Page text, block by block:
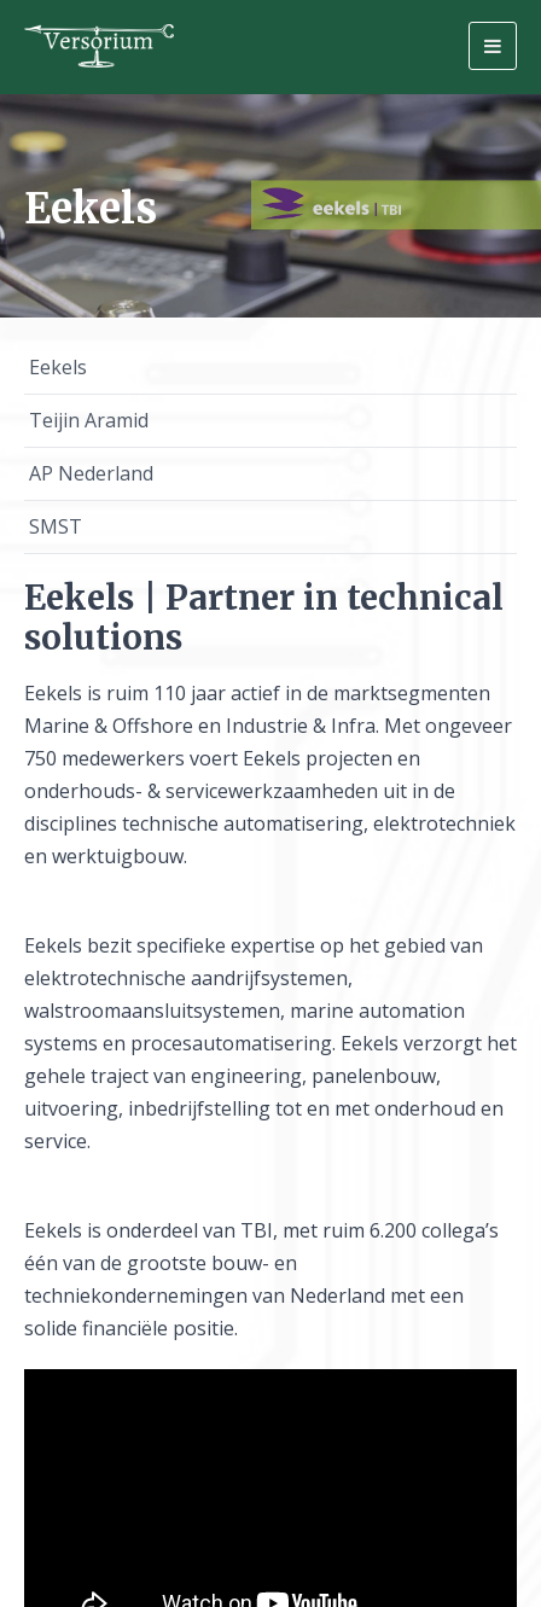
Eekels
Eekels
Teijin Aramid
AP Nederland
SMST
Eekels | Partner in technical
solutions
Eekels is ruim 110 jaar actief in de marktsegmenten
Marine & Offshore en Industrie & Infra. Met ongeveer
750 medewerkers voert Eekels projecten en
onderhouds- & servicewerkzaamheden uit in de
disciplines technische automatisering, elektrotechniek
en werktuigbouw.
Eekels bezit specifieke expertise op het gebied van
elektrotechnische aandrijfsystemen,
walstroomaansluitsystemen, marine automation
systems en procesautomatisering. Eekels verzorgt het
gehele traject van engineering, panelenbouw,
uitvoering, inbedrijfstelling tot en met onderhoud en
service.
Eekels is onderdeel van TBI, met ruim 6.200 collega’s
één van de grootste bouw- en
techniekondernemingen van Nederland met een
solide financiële positie.